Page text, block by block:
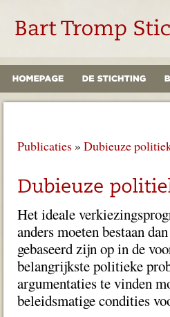
Publicaties » Dubieuze
Het ideale
anders moeten bestaan
gebaseerd zijn op in de
belangrijkste politieke
argumentaties te vinden
beleidsmatige condities